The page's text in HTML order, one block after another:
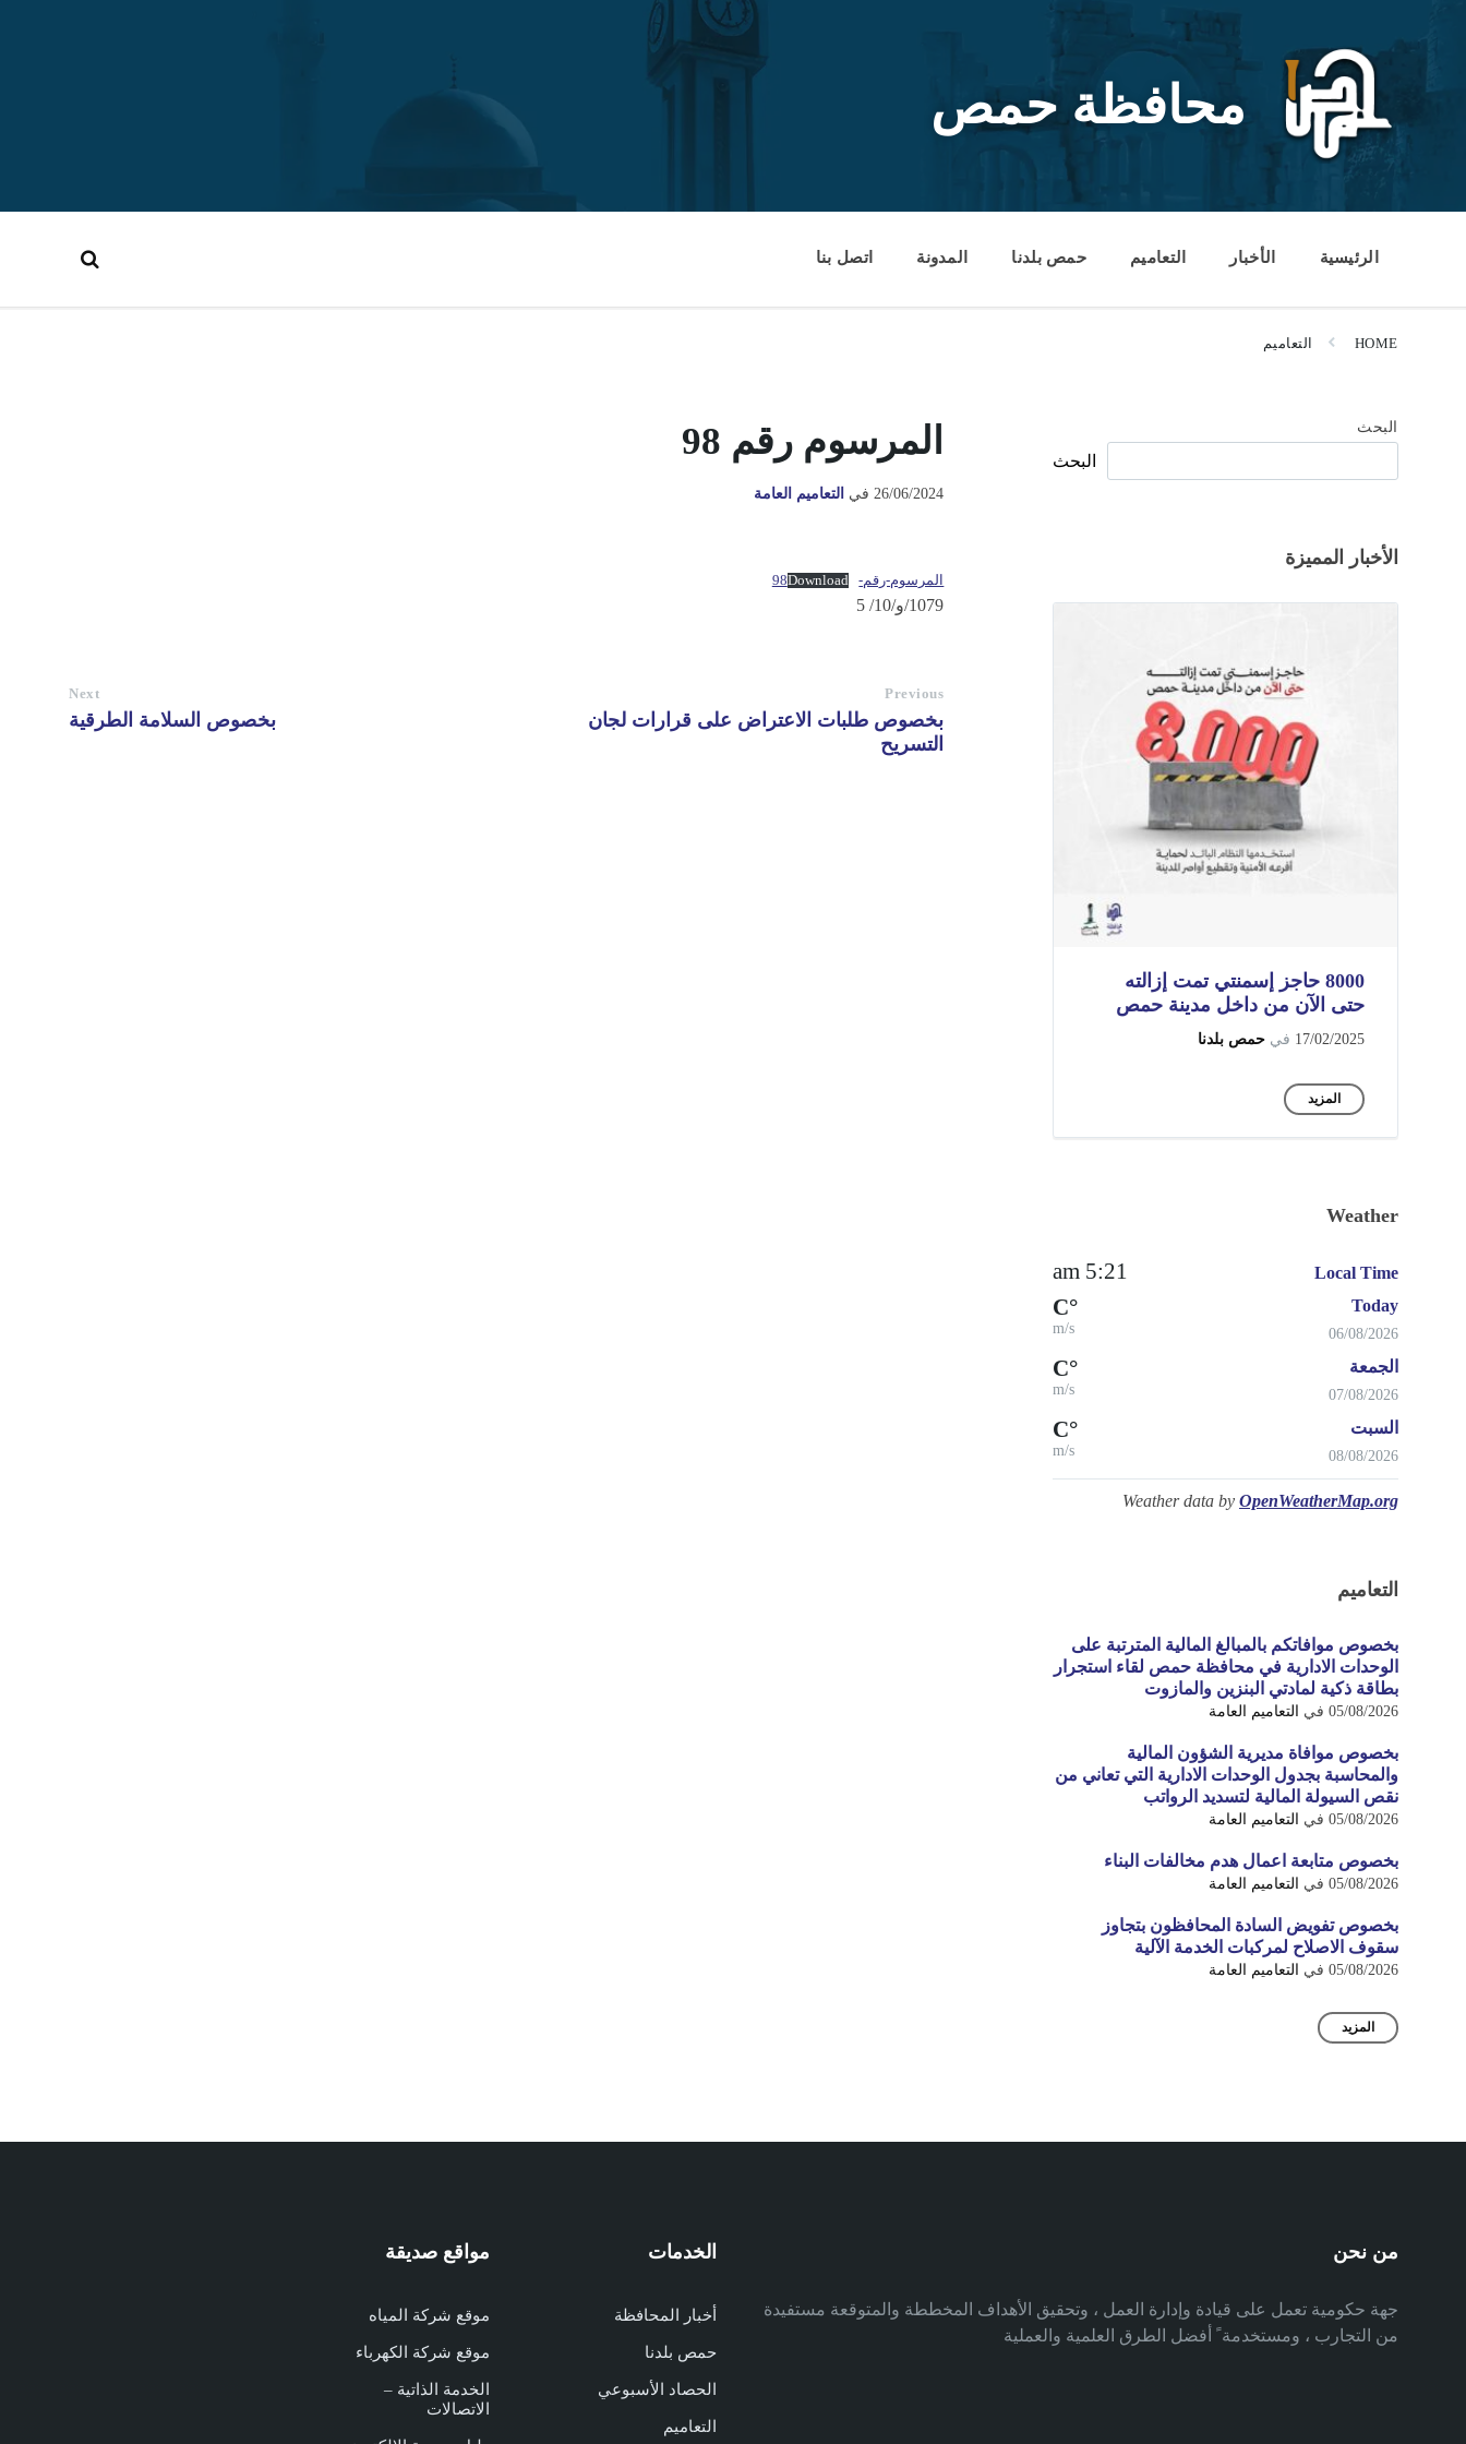
content
محافظة حمص
الرئيسية الأخبار التعاميم حمص بلدنا المدونة اتصل بنا
HOME التعاميم
المرسوم رقم 98
26/06/2024 في التعاميم العامة
المرسوم-رقم-98 Download
1079/و/10/ 5
Previous
بخصوص طلبات الاعتراض على قرارات لجان
التسريح
Next
بخصوص السلامة الطرقية
البحث
البحث
الأخبار المميزة
8000 حاجز إسمنتي تمت إزالته
حتى الآن من داخل مدينة حمص
17/02/2025 في حمص بلدنا
المزيد
Weather
Local Time
5:21 am
Today
06/08/2026
°C
m/s
الجمعة
07/08/2026
°C
m/s
السبت
08/08/2026
°C
m/s
Weather data by OpenWeatherMap.org
التعاميم
بخصوص موافاتكم بالمبالغ المالية المترتبة على
الوحدات الادارية في محافظة حمص لقاء استجرار
بطاقة ذكية لمادتي البنزين والمازوت
05/08/2026 في التعاميم العامة
بخصوص موافاة مديرية الشؤون المالية
والمحاسبة بجدول الوحدات الادارية التي تعاني من
نقص السيولة المالية لتسديد الرواتب
05/08/2026 في التعاميم العامة
بخصوص متابعة اعمال هدم مخالفات البناء
05/08/2026 في التعاميم العامة
بخصوص تفويض السادة المحافظون بتجاوز
سقوف الاصلاح لمركبات الخدمة الآلية
05/08/2026 في التعاميم العامة
المزيد
من نحن
جهة حكومية تعمل على قيادة وإدارة العمل ، وتحقيق الأهداف المخططة والمتوقعة مستفيدة
من التجارب ، ومستخدمة ً أفضل الطرق العلمية والعملية
الخدمات
أخبار المحافظة
حمص بلدنا
الحصاد الأسبوعي
التعاميم
مواقع صديقة
موقع شركة المياه
موقع شركة الكهرباء
الخدمة الذاتية –
الاتصالات